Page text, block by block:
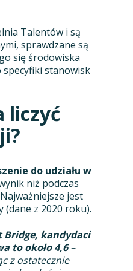
Talentów i są
sprawdzane są
się środowiska
specyfiki stanowisk
liczyć
do udziału w
niż podczas
jest
z 2020 roku).
Bridge, kandydaci
to około 4,6–
z ostatecznie